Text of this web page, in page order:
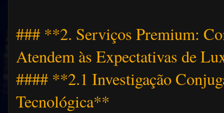
### **2. Serviços Premium:
Atendem às Expectativas de
#### **2.1 Investigação
Tecnológica**